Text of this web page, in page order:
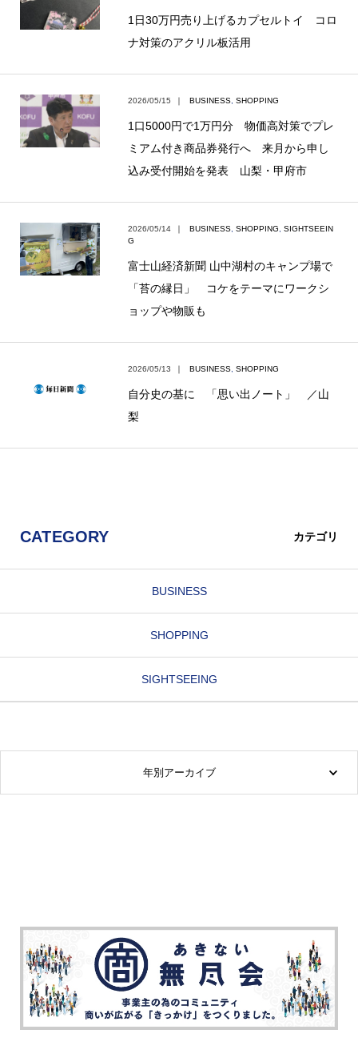
1日30万円売り上げるカプセルトイ コロ
ナ対策のアクリル板活用
2026/05/15 ｜ BUSINESS SHOPPING
1口5000円で1万円分 物価高対策でプレ
ミアム付き商品券発行へ 来月から申し
込み受付開始を発表 山梨・甲府市
2026/05/14 ｜ BUSINESS SHOPPING
SIGHTSEEIN
G
富士山経済新聞 山中湖村のキャンプ場で
「苔の縁日」 コケをテーマにワークシ
ョップや物販も
2026/05/13 ｜ BUSINESS SHOPPING
自分史の基に 「思い出ノート」 ／山
梨
CATEGORY カテゴリ
BUSINESS
SHOPPING
SIGHTSEEING
年別アーカイブ